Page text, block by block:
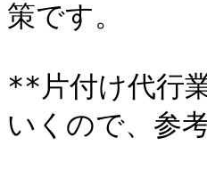
策です。
**片付け代行
いくので、参